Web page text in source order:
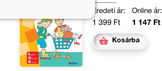
Eredeti ár:
1 399 Ft
Online ár:
1 147 Ft
Kosárba